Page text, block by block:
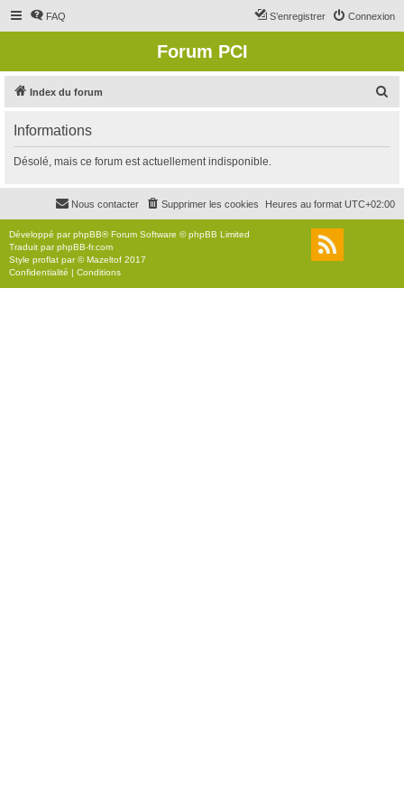
FAQ Connexion
S’enregistrer
Forum PCI
Index du forum
r
c
r
Informations
Désolé, mais ce forum est actuellement indisponible.
Heures au format UTC+02:00
Supprimer les cookies
Nous contacter
Développé parphpBB® Forum Software © phpBB Limited
Traduit parphpBB-fr.com
Style proflat par ©Mazeltof 2017
Confidentialité | Conditions